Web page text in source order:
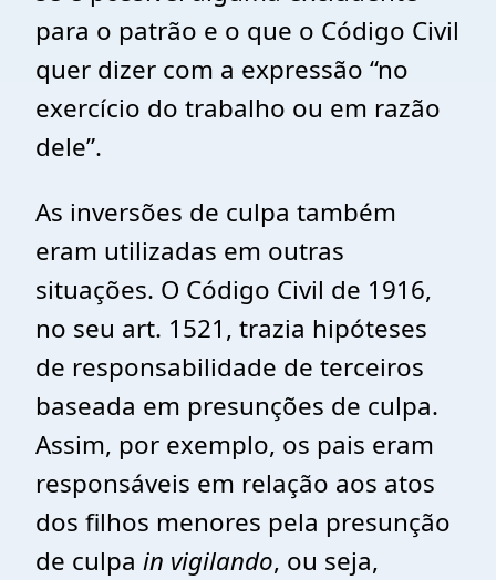
para o patrão e o que o Código Civil
quer dizer com a expressão “no
exercício do trabalho ou em razão
dele”.
As inversões de culpa também
eram utilizadas em outras
situações. O Código Civil de 1916,
no seu art. 1521, trazia hipóteses
de responsabilidade de terceiros
baseada em presunções de culpa.
Assim, por exemplo, os pais eram
responsáveis em relação aos atos
dos filhos menores pela presunção
de culpa in vigilando, ou seja,